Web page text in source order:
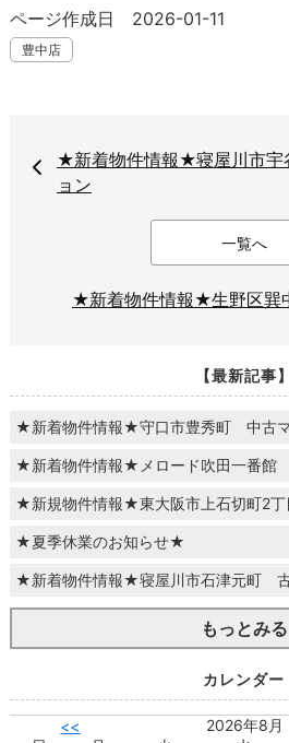
ページ作成日 2026-01-11
豊中店
★新着物件情報★寝屋川市
ョン
一覧へ
★新着物件情報★生野区
【最新記事】
★新着物件情報★守口市豊秀町 中古
★新着物件情報★メロード吹田一番館
★新規物件情報★東大阪市上石切町2
★夏季休業のお知らせ★
★新着物件情報★寝屋川市石津元町
もっとみる
カレンダー
<<
2026年8月